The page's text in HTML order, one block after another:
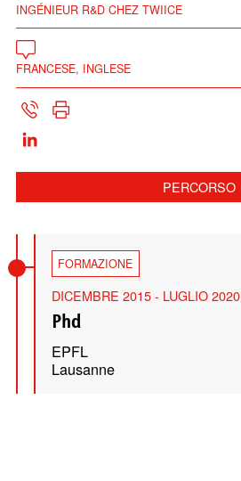
INGÉNIEUR R&D CHEZ TWIICE
FRANCESE, INGLESE
PERCORSO
FORMAZIONE
DICEMBRE 2015 - LUGLIO 2020
Phd
EPFL
Lausanne